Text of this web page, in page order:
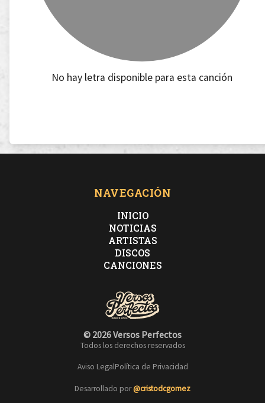
No hay letra disponible para esta canción
NAVEGACIÓN
INICIO
NOTICIAS
ARTISTAS
DISCOS
CANCIONES
© 2026 Versos Perfectos
Todos los derechos reservados
Aviso LegalPolítica de Privacidad
Desarrollado por@cristodcgomez